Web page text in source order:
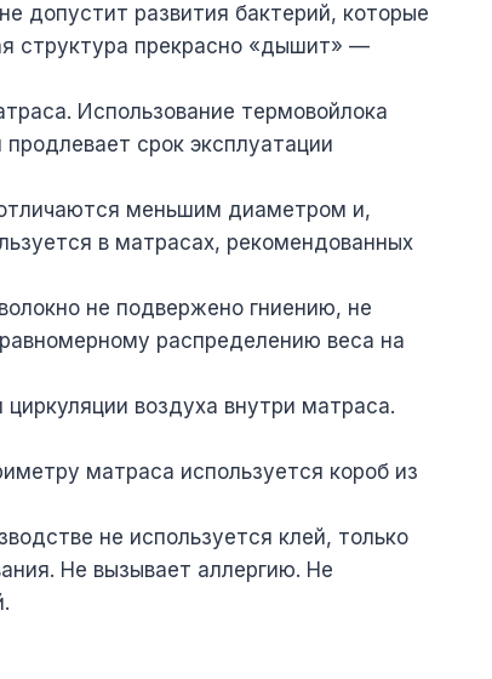
допустит развития бактерий, которые
структура прекрасно «дышит» —
Использование термовойлока
срок эксплуатации
меньшим диаметром и,
в матрасах, рекомендованных
не подвержено гниению, не
распределению веса на
воздуха внутри матраса.
матраса используется короб из
не используется клей, только
Не вызывает аллергию. Не